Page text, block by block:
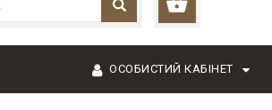
ОСОБИСТИЙ КАБІНЕТ